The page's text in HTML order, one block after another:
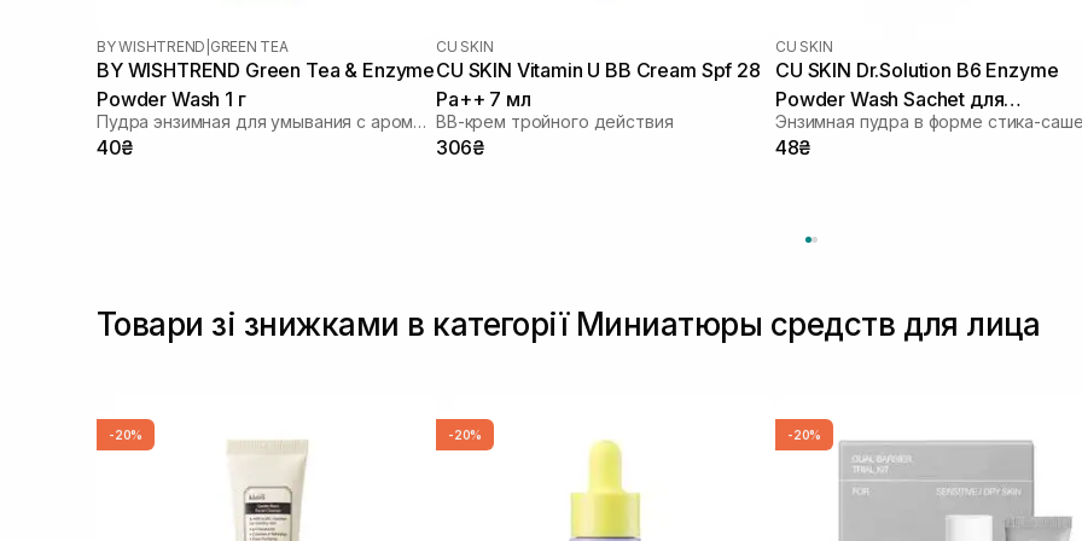
BY WISHTREND GREEN TEA
BY WISHTREND Green Tea & Enzyme
Powder Wash 1 г
Пудра энзимная для умывания с ароматом матча
40₴
CU SKIN
CU SKIN Vitamin U BB Cream Spf 28
Pa++ 7 мл
BB-крем тройного действия
306₴
CU SKIN
CU SKIN Dr.Solution B6 Enzyme
Powder Wash Sachet для
проблемної та жирної шкіри
г
48₴
Товари зі знижками в категорії Миниатюры средств для лица
-20% -20% -20%